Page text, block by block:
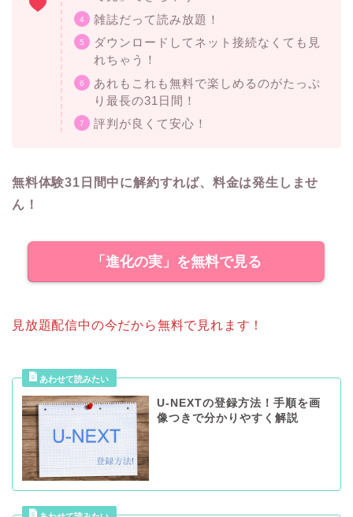
雑誌だって読み放題！
ダウンロードしてネット接続なくても見
れちゃう！
あれもこれも無料で楽しめるのがたっぷ
り最長の31日間！
評判が良くて安心！
無料体験31日間中に解約すれば、料金は発生しませ
ん！
「進化の実」を無料で見る
見放題配信中の今だから無料で見れます！
U-NEXTの登録方法！手順を画
像つきで分かりやすく解説